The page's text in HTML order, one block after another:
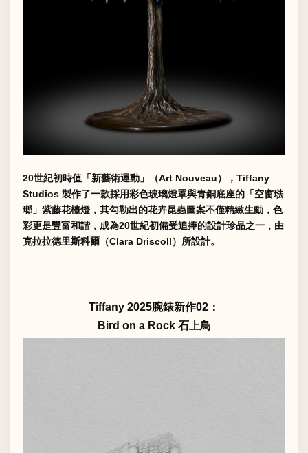
20世紀初時值「新藝術運動」（Art Nouveau），Tiffany
Studios 製作了一款採用彩色玻璃燈罩與青銅底座的「空窗琺
瑯」紫藤花檯燈，其勾勒出的花卉昆蟲圖案不僅精緻生動，色
彩更是豐富和諧，成為20世紀初備受追捧的設計珍品之一，由
克拉拉德里斯科爾（Clara Driscoll）所設計。
Tiffany 2025腕錶新作02：
Bird on a Rock 石上鳥